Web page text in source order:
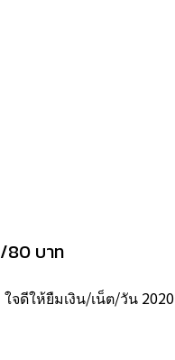
80 บาท
จดีให้ยืมเงิน/เน็ต/วัน 2020